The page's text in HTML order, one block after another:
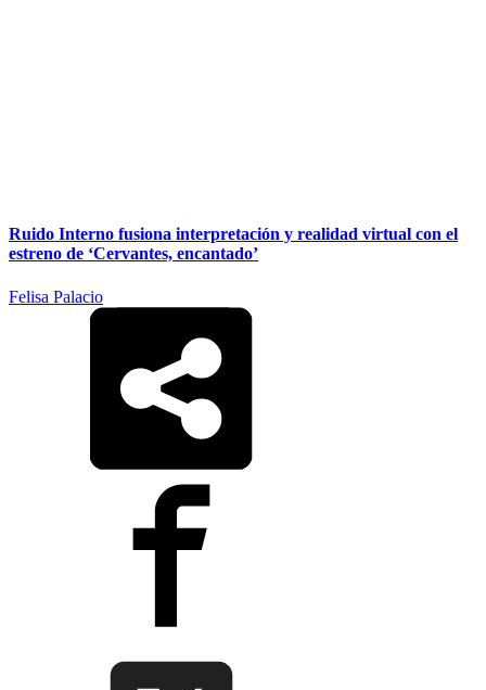
Ruido Interno fusiona interpretación y realidad virtual con el
estreno de ‘Cervantes, encantado’
Felisa Palacio